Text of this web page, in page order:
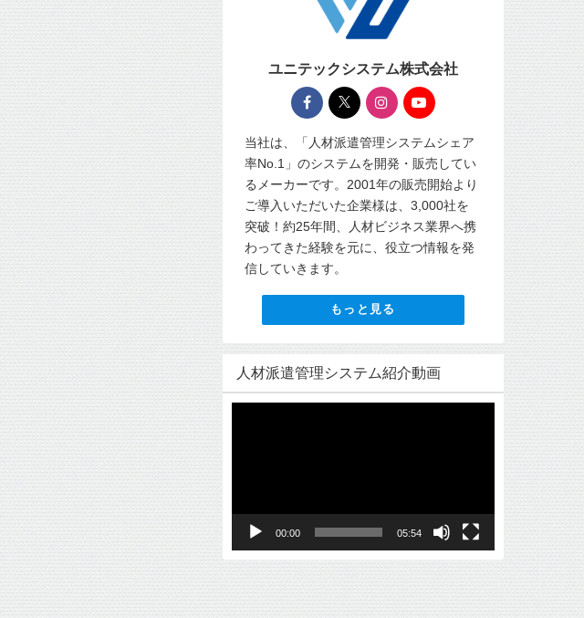
ユニテックシステム株式会社
当社は、「人材派遣管理システムシェア
率No.1」のシステムを開発・販売してい
るメーカーです。2001年の販売開始より
ご導入いただいた企業様は、3,000社を
突破！約25年間、人材ビジネス業界へ携
わってきた経験を元に、役立つ情報を発
信していきます。
もっと見る
人材派遣管理システム紹介動画
ー
00:00 05:54